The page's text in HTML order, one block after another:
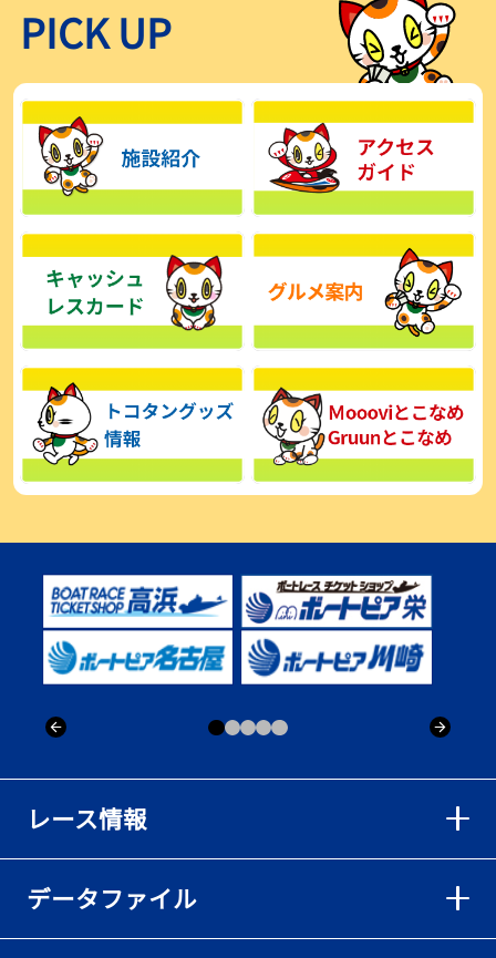
【とこなめボート】塚越海斗が優勝戦で脅威の伸びを披露する「合
ったときの伸びは自分が一番」
2026年08月03日
【とこなめボート】広瀬凜は準優で見つかった課題の克服へ「結果
的に１着を取れればいい」
2026年08月03日
【とこなめボート】西丸敦基が未勝利では終われない「最終日頑張
る」
2026年08月03日
【とこなめボート ルーキーシリーズ】広瀬凜 6位で予選突破「勝負
2026年08月02日
【とこなめボート 日野未来コラム とこなめミライ予想図】トコタン
お誕生日おめでとう！
2026年08月02日
んでもらったし、恩返しをしたいです」～とこなめルーキーＳ
【常滑ボート・ルーキーＳ】荒木颯斗 予選９位でセミファイナル進
出「そろそろ優勝したい」
2026年08月02日
回りは良くなった」／常滑 - 日刊スポーツ
【ボートレース】島川海輝が逃げ切って準優勝負駆け成功、準優は
伸び意識の調整で／常滑 - 日刊スポーツ
【ボートレース】地元の荒木颯斗が有言実行の予選突破「そろそろ
2026年08月02日
PICK UP
レース情報
データファイル